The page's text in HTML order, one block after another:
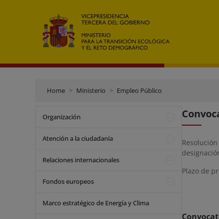
Home Ministerio Empleo Público
Organización
Atención a la ciudadanía
Relaciones internacionales
Fondos europeos
Marco estratégico de Energía y Clima
Plazo de